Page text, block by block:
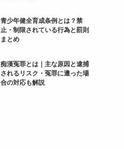
青少年健全育成条例とは？禁
止・制限されている行為と罰則
まとめ
痴漢冤罪とは｜主な原因と逮捕
されるリスク・冤罪に遭った場
合の対応も解説